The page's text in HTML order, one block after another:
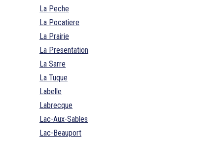
La Peche
La Pocatiere
La Prairie
La Presentation
La Sarre
La Tuque
Labelle
Labrecque
Lac-Aux-Sables
Lac-Beauport